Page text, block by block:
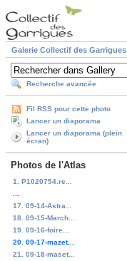
Galerie Collectif des Garrigues
Recherche avancée
Fil RSS pour cette photo
Lancer un diaporama
Lancer un diaporama (plein
écran)
Photos de l'Atlas
1. P1020754.re...
17. 09-14-Astra...
18. 09-15-March...
19. 09-16-foire...
20. 09-17-mazet...
21. 09-18-maset...